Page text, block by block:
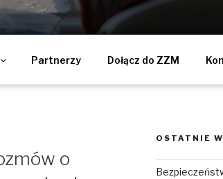
Partnerzy Dołącz do ZZM
o
OSTATNIE